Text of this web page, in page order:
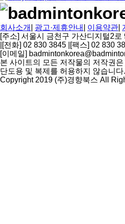
회사소개 광고·제휴안내 이용약관
[주소] 서울시 금천구 가산디지털2
[전화] 02 830 3845 [팩스] 02 830
[이메일]
본 사이트의 모든 저작물의 저작권
단도용 및 복제를 허용하지 않습니다.
Copyright 2019 (주)경향북스 All